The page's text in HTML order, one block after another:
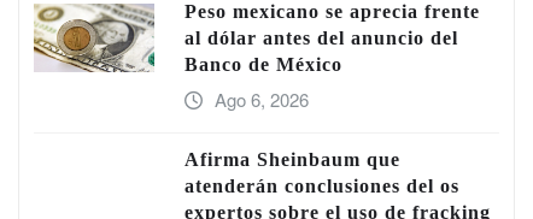
Peso mexicano se aprecia frente
al dólar antes del anuncio del
Banco de México
Ago 6, 2026
Afirma Sheinbaum que
atenderán conclusiones del os
expertos sobre el uso de fracking